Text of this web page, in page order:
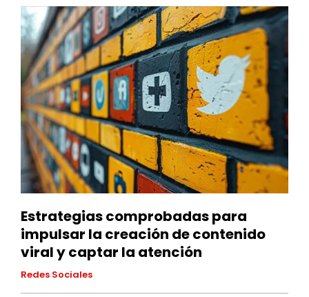
Estrategias comprobadas para
impulsar la creación de contenido
viral y captar la atención
Redes Sociales